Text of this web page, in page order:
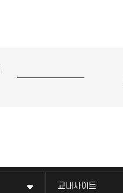
교내사이트